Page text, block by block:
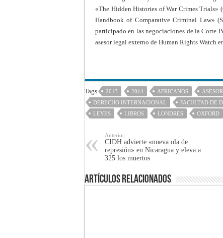
«The Hidden Histories of War Crimes Trials»
Handbook of Comparative Criminal Law»
participado en las negociaciones de la Corte
asesor legal externo de Human Rights Watch
Tags 2013 2014 AFRICANOS ASESOR
DERECHO INTERNACIONAL
FACULTAD DE
LEYES
LIBROS LONDRES OXFORD
Anterior
CIDH advierte «nueva ola de
represión» en Nicaragua y eleva a
325 los muertos
Artículos Relacionados